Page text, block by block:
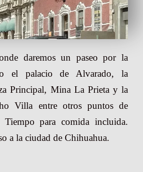
daremos un paseo por la
el palacio de Alvarado, la
Principal, Mina La Prieta y la
Villa entre otros puntos de
Tiempo para comida incluida.
a la ciudad de Chihuahua.